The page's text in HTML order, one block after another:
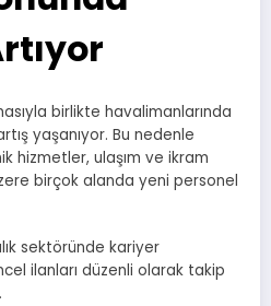
birlikte havalimanlarında
yaşanıyor. Bu nedenle
hizmetler, ulaşım ve ikram
birçok alanda yeni personel
sektöründe kariyer
ilanları düzenli olarak takip